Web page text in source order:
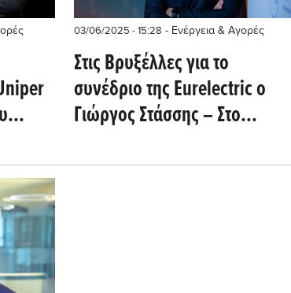
03/06/2025 - 15:28 - Ενέργεια & Αγορές
Στις Βρυξέλλες για το
συνέδριο της Eurelectric ο
Γιώργος Στάσσης – Στο